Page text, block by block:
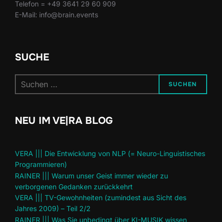
Telefon = +49 3641 29 60 909
E-Mail: info@brain.events
SUCHE
nach:
SUCHEN
NEU IM VE|RA BLOG
VERA ||| Die Entwicklung von NLP (= Neuro-Linguistisches
Programmieren)
RAINER ||| Warum unser Geist immer wieder zu
verborgenen Gedanken zurückkehrt
VERA ||| TV-Gewohnheiten (zumindest aus Sicht des
Jahres 2009) – Teil 2/2
RAINER ||| Was Sie unbedingt über KI-MUSIK wissen